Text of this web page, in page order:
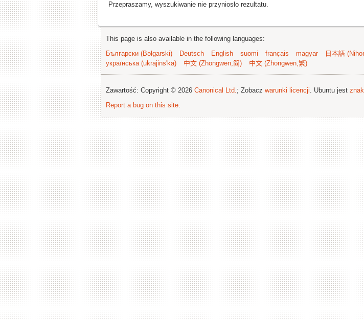
Przepraszamy, wyszukiwanie nie przyniosło rezultatu.
This page is also available in the following languages:
Български (Bəlgarski)
Deutsch English suomi français magyar 日本語
українська (ukrajins'ka)
中文 (Zhongwen,简) 中文 (Zhongwen,繁)
Zawartość: Copyright © 2026 Canonical Ltd.; Zobacz warunki licencji. Ubuntu jest
Report a bug on this site.